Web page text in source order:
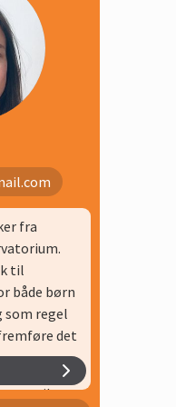
min
Hold 1
fra
til
både børn
som regel
det
musik og